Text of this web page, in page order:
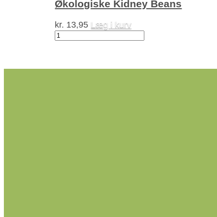
Økologiske Kidney Beans
kr. 13,95 Læg i kurv
Økologiske